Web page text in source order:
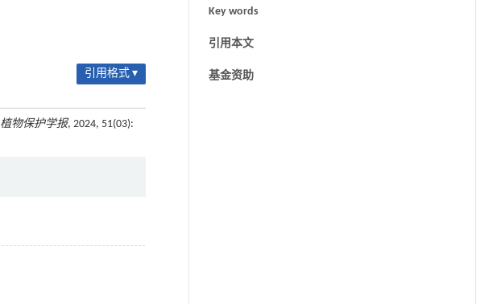
引用格式 ▾
植物保护学报, 2024, 51(03):
Key words
引用本文
基金资助